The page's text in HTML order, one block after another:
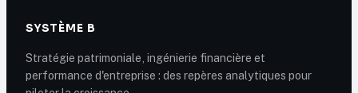
SYSTÈME B
Stratégie patrimoniale, ingénierie financière et
performance d'entreprise : des repères analytiques pour